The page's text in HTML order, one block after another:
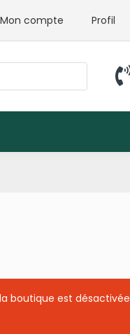
Mon compte Profil
boutique est désactivée